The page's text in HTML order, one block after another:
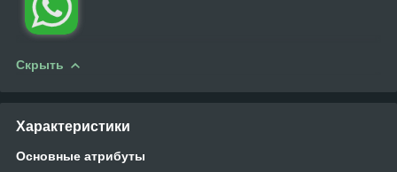
Скрыть
Характеристики
Основные атрибуты